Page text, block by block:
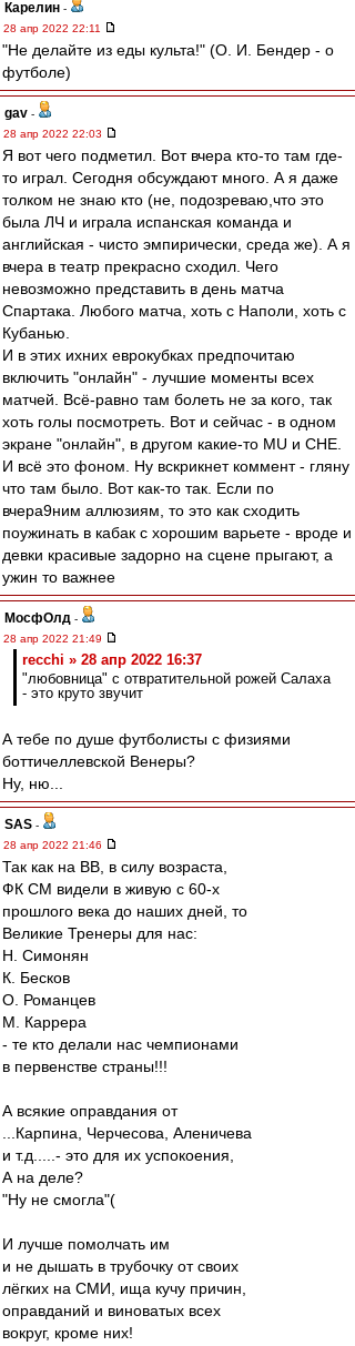
Карелин -
28 апр 2022 22:11
"Не делайте из еды культа!" (О. И. Бендер - о
футболе)
gav -
28 апр 2022 22:03
Я вот чего подметил. Вот вчера кто-то там где-
то играл. Сегодня обсуждают много. А я даже
толком не знаю кто (не, подозреваю,что это
была ЛЧ и играла испанская команда и
английская - чисто эмпирически, среда же). А я
вчера в театр прекрасно сходил. Чего
невозможно представить в день матча
Спартака. Любого матча, хоть с Наполи, хоть с
Кубанью.
И в этих ихних еврокубках предпочитаю
включить "онлайн" - лучшие моменты всех
матчей. Всё-равно там болеть не за кого, так
хоть голы посмотреть. Вот и сейчас - в одном
экране "онлайн", в другом какие-то MU и CHE.
И всё это фоном. Ну вскрикнет коммент - гляну
что там было. Вот как-то так. Если по
вчера9ним аллюзиям, то это как сходить
поужинать в кабак с хорошим варьете - вроде и
девки красивые задорно на сцене прыгают, а
ужин то важнее
МосфОлд -
28 апр 2022 21:49
recchi » 28 апр 2022 16:37
"любовница" с отвратительной рожей Салаха
- это круто звучит
А тебе по душе футболисты с физиями
боттичеллевской Венеры?
Ну, ню...
SAS -
28 апр 2022 21:46
Так как на ВВ, в силу возраста,
ФК СМ видели в живую с 60-х
прошлого века до наших дней, то
Великие Тренеры для нас:
Н. Симонян
К. Бесков
О. Романцев
М. Каррера
- те кто делали нас чемпионами
в первенстве страны!!!
А всякие оправдания от
...Карпина, Черчесова, Аленичева
и т.д.....- это для их успокоения,
А на деле?
"Ну не смогла"(
И лучше помолчать им
и не дышать в трубочку от своих
лёгких на СМИ, ища кучу причин,
оправданий и виноватых всех
вокруг, кроме них!